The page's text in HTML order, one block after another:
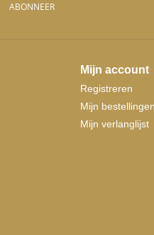
ABONNEER
Mijn account
Registreren
Mijn bestellingen
Mijn verlanglijst